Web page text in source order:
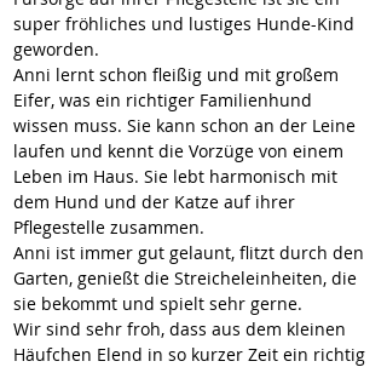
super fröhliches und lustiges Hunde-Kind
geworden.
Anni lernt schon fleißig und mit großem
Eifer, was ein richtiger Familienhund
wissen muss. Sie kann schon an der Leine
laufen und kennt die Vorzüge von einem
Leben im Haus. Sie lebt harmonisch mit
dem Hund und der Katze auf ihrer
Pflegestelle zusammen.
Anni ist immer gut gelaunt, flitzt durch den
Garten, genießt die Streicheleinheiten, die
sie bekommt und spielt sehr gerne.
Wir sind sehr froh, dass aus dem kleinen
Häufchen Elend in so kurzer Zeit ein richtig